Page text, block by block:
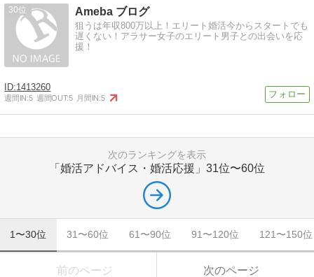
30 Ameba ブログ
狙うは年収800万以上！エリート婚活今からスタートでも
遅くない！アラサー女子のエリート男子との出会いを応
援！
1413260
週間IN:5 週間OUT:5 月間IN:5
次のランキングを表示
「婚活アドバイス・婚活応援」 31位〜60位
1〜30位 31〜60位 61〜90位 91〜120位 121〜150位
前のページ 次のページ